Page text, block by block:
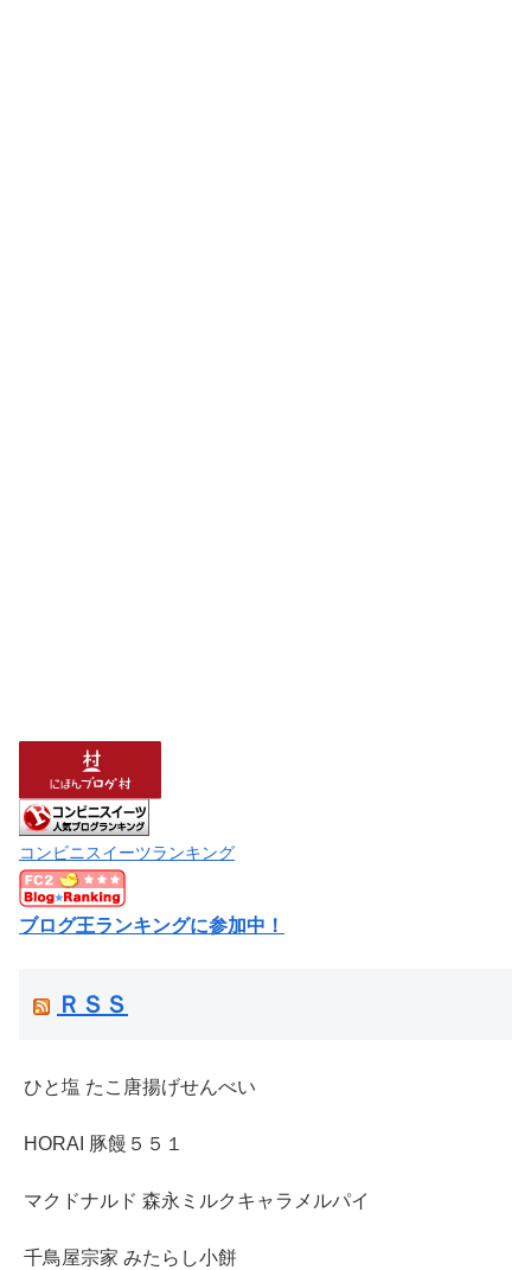
コンビニスイーツランキング
ブログ王ランキングに参加中！
ＲＳＳ
ひと塩 たこ唐揚げせんべい
HORAI 豚饅５５１
マクドナルド 森永ミルクキャラメルパイ
千鳥屋宗家 みたらし小餅